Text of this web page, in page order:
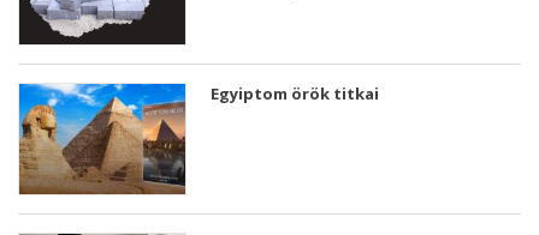
Egyiptom örök titkai